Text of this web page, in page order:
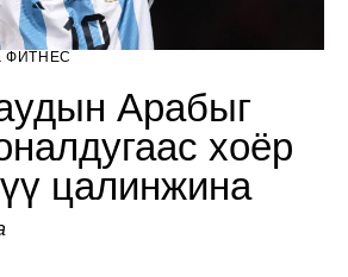
ФИТНЕС
Арабыг
хоёр
цалинжина